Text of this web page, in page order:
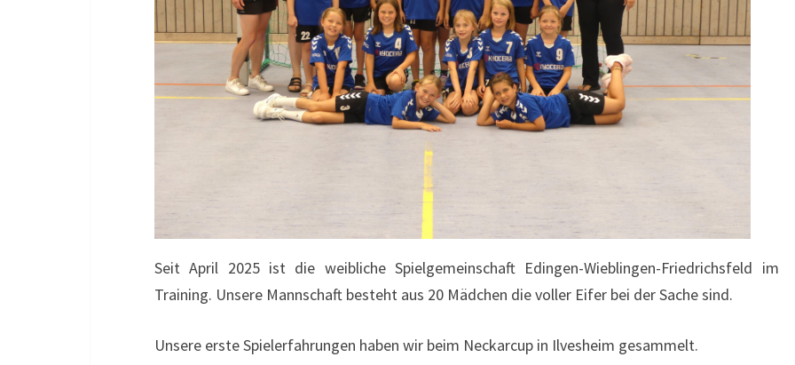
Seit April 2025 ist die weibliche Spielgemeinschaft Edingen-Wieblingen-Friedrichsfeld im
Training. Unsere Mannschaft besteht aus 20 Mädchen die voller Eifer bei der Sache sind.
Unsere erste Spielerfahrungen haben wir beim Neckarcup in Ilvesheim gesammelt.